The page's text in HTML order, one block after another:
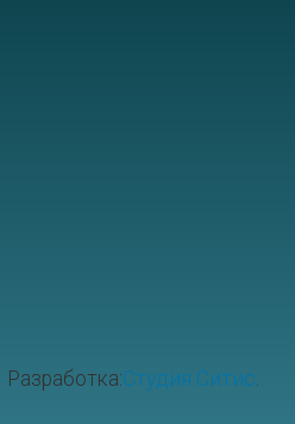
Разработка:Студия Ситис